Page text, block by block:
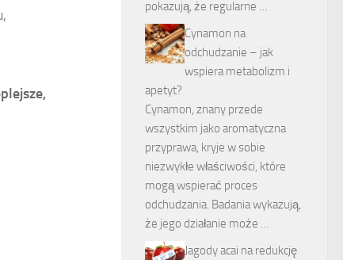
pokazują, że regularne …
Cynamon na
odchudzanie – jak
wspiera metabolizm i
apetyt?
Cynamon, znany przede
wszystkim jako aromatyczna
przyprawa, kryje w sobie
niezwykłe właściwości, które
mogą wspierać proces
odchudzania. Badania wykazują,
że jego działanie może …
Jagody acai na redukcję